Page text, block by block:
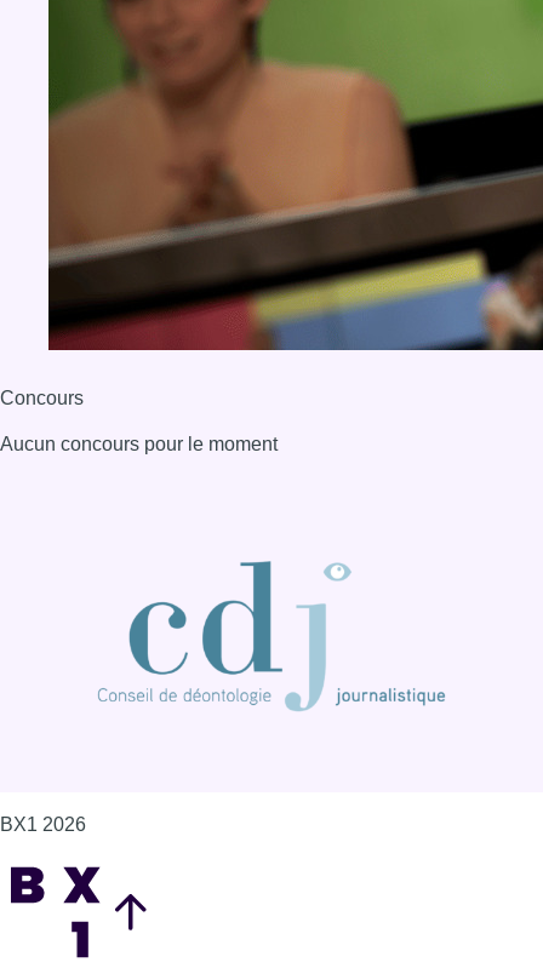
Aucun concours pour le moment
Consulter page Instagram
S'abonner à notre newsletter